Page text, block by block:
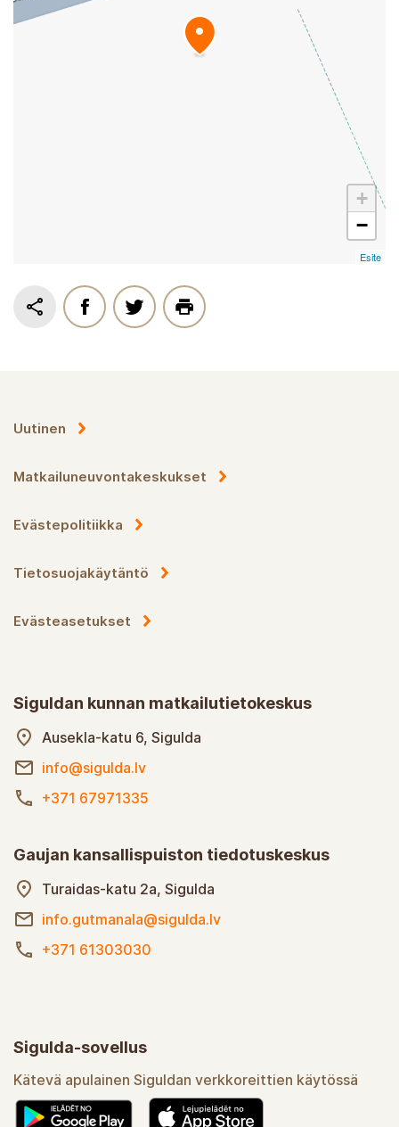
+
−
Esite
Uutinen
Matkailuneuvontakeskukset
Evästepolitiikka
Tietosuojakäytäntö
Evästeasetukset
Siguldan kunnan matkailutietokeskus
Ausekla-katu 6, Sigulda
info@sigulda.lv
+371 67971335
Gaujan kansallispuiston tiedotuskeskus
Turaidas-katu 2a, Sigulda
info.gutmanala@sigulda.lv
+371 61303030
Sigulda-sovellus
Kätevä apulainen Siguldan verkkoreittien käytössä